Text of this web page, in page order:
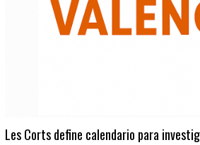
Les Corts define calendario para